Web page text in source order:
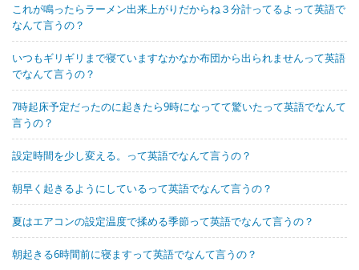
これが鳴ったらラーメン出来上がりだからね３分計ってるよって英語で
なんて言うの？
いつもギリギリまで寝ていますなかなか布団から出られませんって英語
でなんて言うの？
7時起床予定だったのに起きたら9時になってて驚いたって英語でなんて
言うの？
設定時間を少し変える。って英語でなんて言うの？
朝早く起きるようにしているって英語でなんて言うの？
夏はエアコンの設定温度で揉める季節って英語でなんて言うの？
朝起きる6時間前に寝ますって英語でなんて言うの？